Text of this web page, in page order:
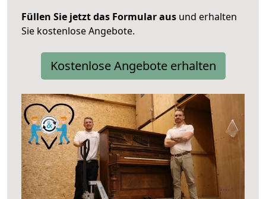
Füllen Sie jetzt das Formular aus und erhalten
Sie kostenlose Angebote.
Kostenlose Angebote erhalten